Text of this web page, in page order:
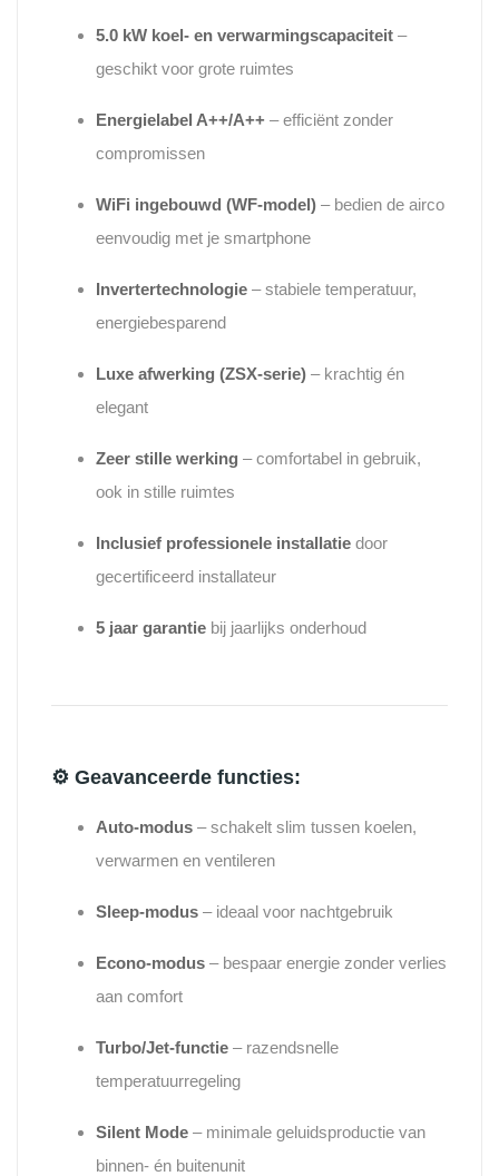
5.0 kW koel- en verwarmingscapaciteit –
geschikt voor grote ruimtes
Energielabel A++/A++ – efficiënt zonder
compromissen
WiFi ingebouwd (WF-model) – bedien de airco
eenvoudig met je smartphone
Invertertechnologie – stabiele temperatuur,
energiebesparend
Luxe afwerking (ZSX-serie) – krachtig én
elegant
Zeer stille werking – comfortabel in gebruik,
ook in stille ruimtes
Inclusief professionele installatie door
gecertificeerd installateur
5 jaar garantie bij jaarlijks onderhoud
⚙️ Geavanceerde functies:
Auto-modus – schakelt slim tussen koelen,
verwarmen en ventileren
Sleep-modus – ideaal voor nachtgebruik
Econo-modus – bespaar energie zonder verlies
aan comfort
Turbo/Jet-functie – razendsnelle
temperatuurregeling
Silent Mode – minimale geluidsproductie van
binnen- én buitenunit